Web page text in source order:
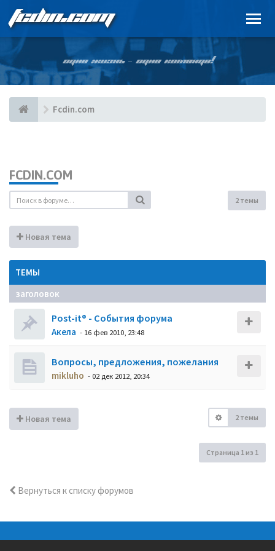
FCDIN.COM
ОДНА ЖИЗНЬ – ОДНА КОМАНДА!
Fcdin.com
FCDIN.COM
2 темы
Новая тема
ТЕМЫ
заголовок
Post-it® - События форума
Акела - 16 фев 2010, 23:48
Вопросы, предложения, пожелания
mikluho - 02 дек 2012, 20:34
Новая тема 2 темы
Страница 1из 1
Вернуться к списку форумов